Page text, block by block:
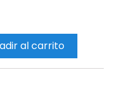
al carrito